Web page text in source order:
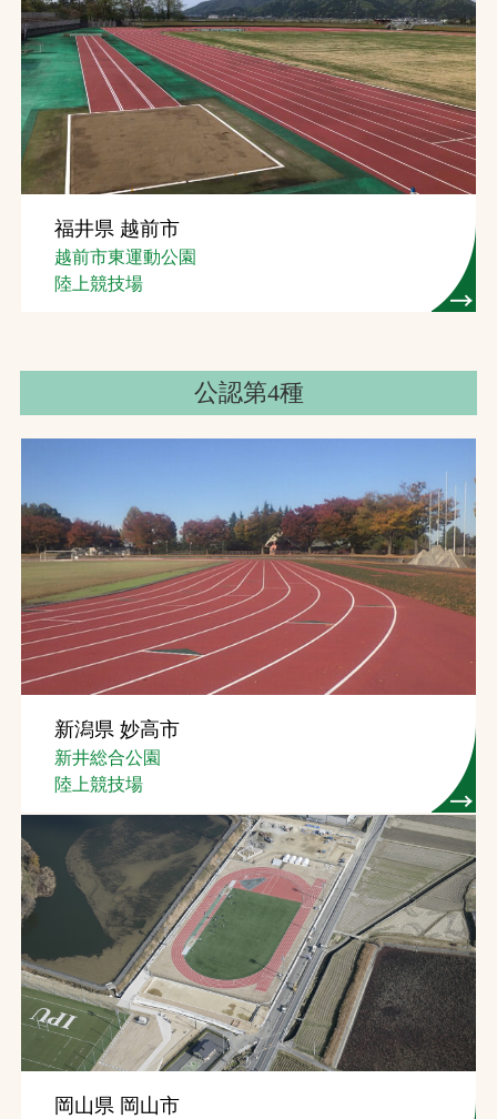
福井県 越前市
越前市東運動公園
陸上競技場
公認第4種
新潟県 妙高市
新井総合公園
陸上競技場
岡山県 岡山市